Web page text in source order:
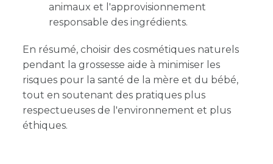
animaux et l'approvisionnement
responsable des ingrédients.
En résumé, choisir des cosmétiques naturels
pendant la grossesse aide à minimiser les
risques pour la santé de la mère et du bébé,
tout en soutenant des pratiques plus
respectueuses de l'environnement et plus
éthiques.